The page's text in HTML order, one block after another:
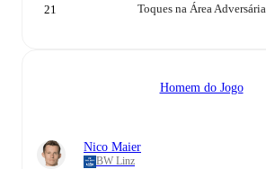
Toques na Área Adversária
21
Homem do Jogo
Nico Maier
BW Linz